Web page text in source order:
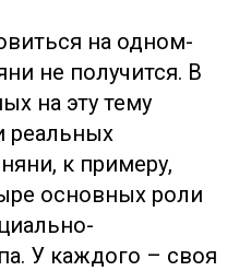
на одном-
не получится. В
на эту тему
реальных
к примеру,
основных роли
У каждого – своя